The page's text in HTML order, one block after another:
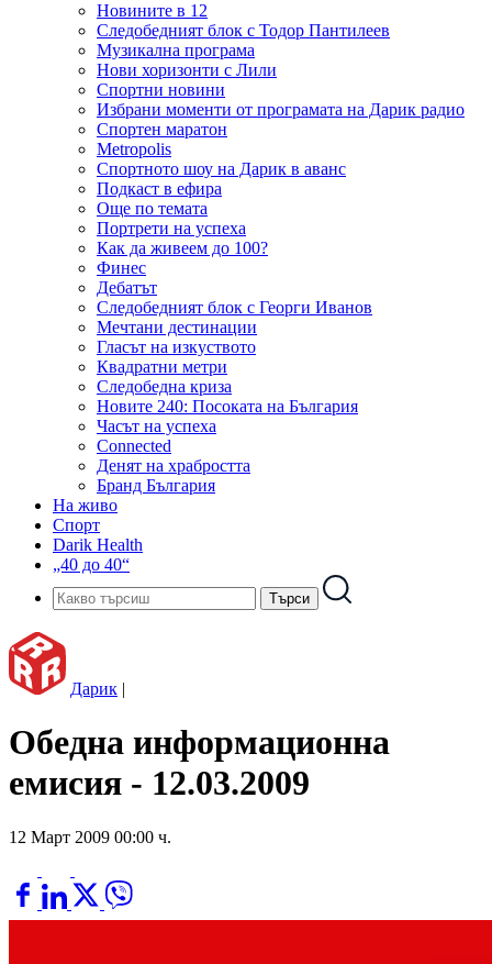
Новините в 12
Следобедният блок с Тодор Пантилеев
Музикална програма
Нови хоризонти с Лили
Спортни новини
Избрани моменти от програмата на Дарик радио
Спортен маратон
Metropolis
Спортното шоу на Дарик в аванс
Подкаст в ефира
Още по темата
Портрети на успеха
Как да живеем до 100?
Финес
Дебатът
Следобедният блок с Георги Иванов
Мечтани дестинации
Гласът на изкуството
Квадратни метри
Следобедна криза
Новите 240: Посоката на България
Часът на успеха
Connected
Денят на храбростта
Бранд България
На живо
Спорт
Darik Health
„40 до 40“
Дарик |
Обедна информационна
емисия - 12.03.2009
12 Март 2009 00:00 ч.